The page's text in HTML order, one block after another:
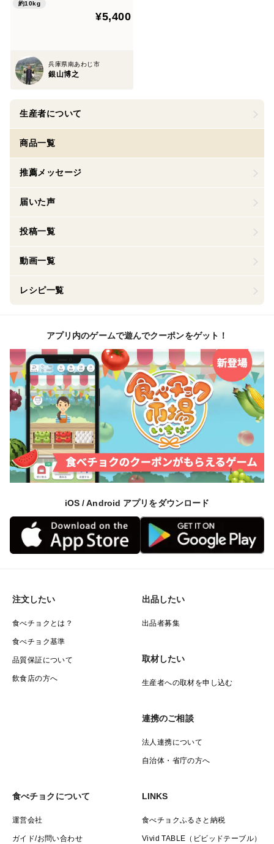
約10kg
¥5,400
兵庫県南あわじ市
銀山博之
生産者について
商品一覧
推薦メッセージ
届いた声
投稿一覧
動画一覧
レシピ一覧
アプリ内のゲームで遊んでクーポンをゲット！
iOS / Android アプリをダウンロード
注文したい
食べチョクとは？
食べチョク基準
品質保証について
飲食店の方へ
出品したい
出品者募集
取材したい
生産者への取材を申し込む
連携のご相談
法人連携について
自治体・省庁の方へ
食べチョクについて
運営会社
ガイド/お問い合わせ
LINKS
食べチョクふるさと納税
Vivid TABLE（ビビッドテーブル）